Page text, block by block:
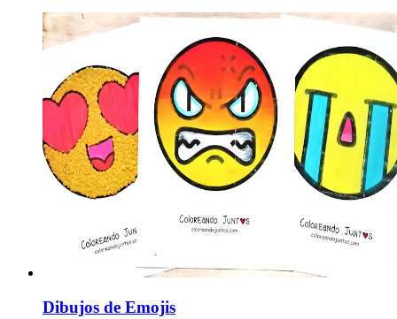
Dibujos de Emojis